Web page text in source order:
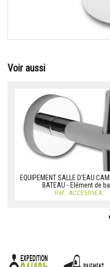
Voir aussi
EQUIPEMENT SALLE D'EAU
BATEAU - Elément de
Réf.: ACCE509EA